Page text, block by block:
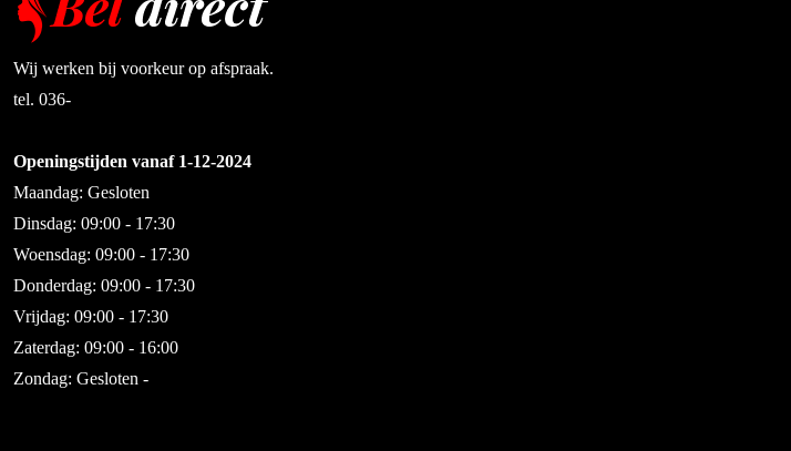
Wij werken bij voorkeur op afspraak.
tel. 036-
Openingstijden vanaf 1-12-2024
Maandag: Gesloten
Dinsdag: 09:00 - 17:30
Woensdag: 09:00 - 17:30
Donderdag: 09:00 - 17:30
Vrijdag: 09:00 - 17:30
Zaterdag: 09:00 - 16:00
Zondag: Gesloten -